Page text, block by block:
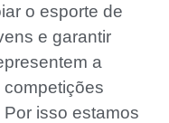
o esporte de
e garantir
a
isso estamos